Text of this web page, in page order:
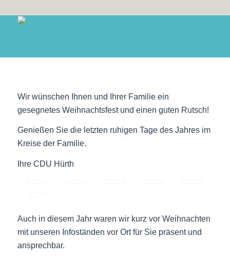
Wir wünschen Ihnen und Ihrer Familie ein
gesegnetes Weihnachtsfest und einen guten Rutsch!
Genießen Sie die letzten ruhigen Tage des Jahres im
Kreise der Familie.
Ihre CDU Hürth
Auch in diesem Jahr waren wir kurz vor Weihnachten
mit unseren Infoständen vor Ort für Sie präsent und
ansprechbar.